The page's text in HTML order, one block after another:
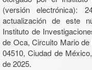
(versión electrónica):
actualización de este
Instituto de
de Oca, Circuito Mario
04510, Ciudad de
de 2025.